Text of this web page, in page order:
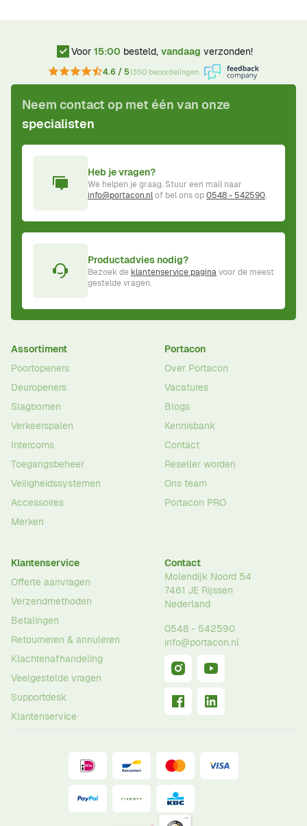
Voor 15:00 besteld, vandaag verzonden!
4.6 / 51350 beoordelingen
Neem contact op met één van onze
specialisten
Heb je vragen?
We helpen je graag. Stuur een mail naar
info@portacon.nlof bel ons op0548 - 542590.
Productadvies nodig?
Bezoek de klantenservice paginavoor de meest
gestelde vragen.
Assortiment
Poortopeners
Deuropeners
Slagbomen
Verkeerspalen
Intercoms
Toegangsbeheer
Veiligheidssystemen
Accessoires
Merken
Portacon
Over Portacon
Vacatures
Blogs
Kennisbank
Contact
Reseller worden
Ons team
Portacon PRO
Klantenservice
Offerte aanvragen
Verzendmethoden
Betalingen
Retourneren & annuleren
Klachtenafhandeling
Veelgestelde vragen
Supportdesk
Klantenservice
Contact
Molendijk Noord 54
7461 JE Rijssen
Nederland
0548 - 542590
info@portacon.nl